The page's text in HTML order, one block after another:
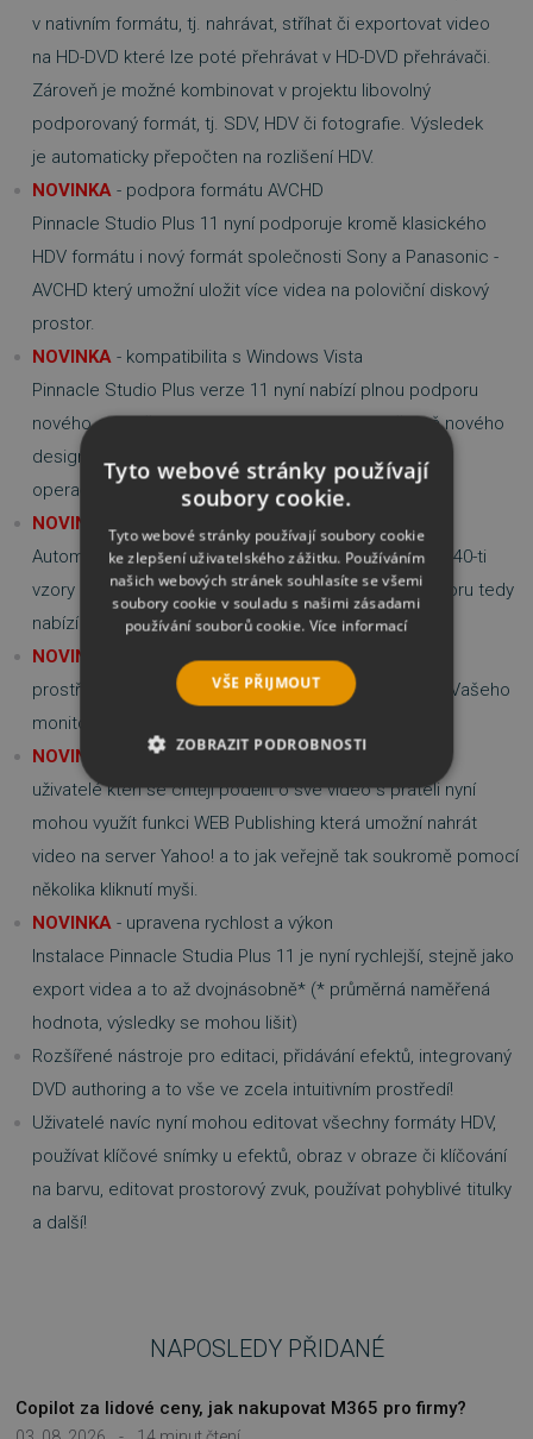
v nativním formátu, tj. nahrávat, stříhat či exportovat video
na HD-DVD které lze poté přehrávat v HD-DVD přehrávači.
Zároveň je možné kombinovat v projektu libovolný
podporovaný formát, tj. SDV, HDV či fotografie. Výsledek
je automaticky přepočten na rozlišení HDV.
NOVINKA - podpora formátu AVCHD
Pinnacle Studio Plus 11 nyní podporuje kromě klasického
HDV formátu i nový formát společnosti Sony a Panasonic -
AVCHD který umožní uložit více videa na poloviční diskový
prostor.
NOVINKA - kompatibilita s Windows Vista
Pinnacle Studio Plus verze 11 nyní nabízí plnou podporu
nového operačního systému Windows Vista včetně nového
designu který perfektně pasuje do Vašeho nového
operačního systému.
NOVINKA
Automatický generátor hudby je nyní nově nabízen s 40-ti
vzory a v kvalitě 48kHz. Oproti předchozímu generátoru tedy
nabízí výrazně vyšší kvalitu.
NOVINKA
- uživatelské rozhraní
prostředí Studia je nyní lépe přizpůsobeno rozlišení Vašeho
monitoru včetně podpory širokoúhlých obrazovek
NOVINKA
- zjednodušené publikování na WEB
uživatelé kteří se chtějí podělit o své video s přáteli nyní
mohou využít funkci WEB Publishing která umožní nahrát
video na server Yahoo! a to jak veřejně tak soukromě pomocí
několika kliknutí myši.
NOVINKA - upravena rychlost a výkon
Instalace Pinnacle Studia Plus 11 je nyní rychlejší, stejně jako
export videa a to až dvojnásobně* (* průměrná naměřená
hodnota, výsledky se mohou lišit)
Rozšířené nástroje pro editaci, přidávání efektů, integrovaný
DVD authoring a to vše ve zcela intuitivním prostředí!
Uživatelé navíc nyní mohou editovat všechny formáty HDV,
používat klíčové snímky u efektů, obraz v obraze či klíčování
na barvu, editovat prostorový zvuk, používat pohyblivé titulky
a další!
NAPOSLEDY PŘIDANÉ
Copilot za lidové ceny, jak nakupovat M365 pro firmy?
Tyto webové stránky používají
soubory cookie.
Tyto webové stránky používají soubory cookie
ke zlepšení uživatelského zážitku. Používáním
našich webových stránek souhlasíte se všemi
soubory cookie v souladu s našimi zásadami
používání souborů cookie. Více informací
VŠE PŘIJMOUT
ZOBRAZIT PODROBNOSTI
NEZBYTNĚ NUTNÉ SOUBORY
VÝKONOVÉ SOUBORY
FUNKČNÍ SOUBORY
NEZAŘAZENÉ SOUBORY
Nezbytně nutné soubory
Výkonové soubory
Soubory cílení
Funkční soubory
Nezařazené soubory
Provider/
_GRECAPTCHA
Google LLC
5 měsíců